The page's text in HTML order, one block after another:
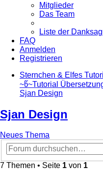
Mitglieder
Das Team
Liste der
FAQ
Anmelden
Registrieren
Sternchen & Elfes
~წ~Tutorial
Sjan Design
Sjan Design
Neues Thema
7 Themen • Seite 1 von 1